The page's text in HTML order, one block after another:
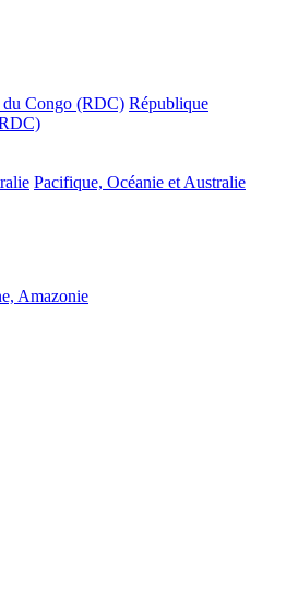
du Congo (RDC) République
Pacifique, Océanie et Australie
Amazonie